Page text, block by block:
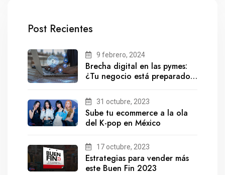
Post Recientes
9 febrero, 2024
Brecha digital en las pymes:
¿Tu negocio está preparado
31 octubre, 2023
Sube tu ecommerce a la ola
del K-pop en México
17 octubre, 2023
Estrategias para vender más
este Buen Fin 2023